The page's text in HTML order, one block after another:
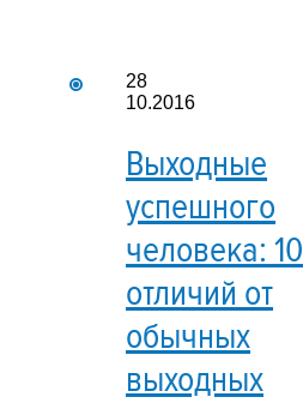
28
10.2016
Выходные
успешного
человека: 10
отличий от
обычных
выходных